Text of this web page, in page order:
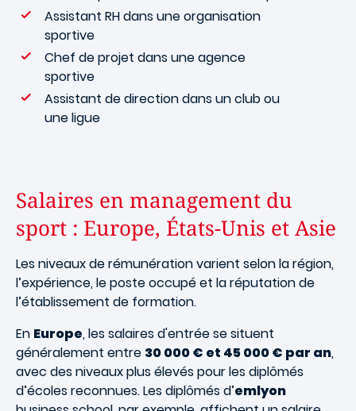
Assistant RH dans une organisation
sportive
Chef de projet dans une agence
sportive
Assistant de direction dans un club ou
une ligue
Salaires en management du
sport : Europe, États-Unis et Asie
Les niveaux de rémunération varient selon la région,
l’expérience, le poste occupé et la réputation de
l’établissement de formation.
En Europe, les salaires d'entrée se situent
généralement entre 30 000 € et 45 000 € par an,
avec des niveaux plus élevés pour les diplômés
d’écoles reconnues. Les diplômés d’emlyon